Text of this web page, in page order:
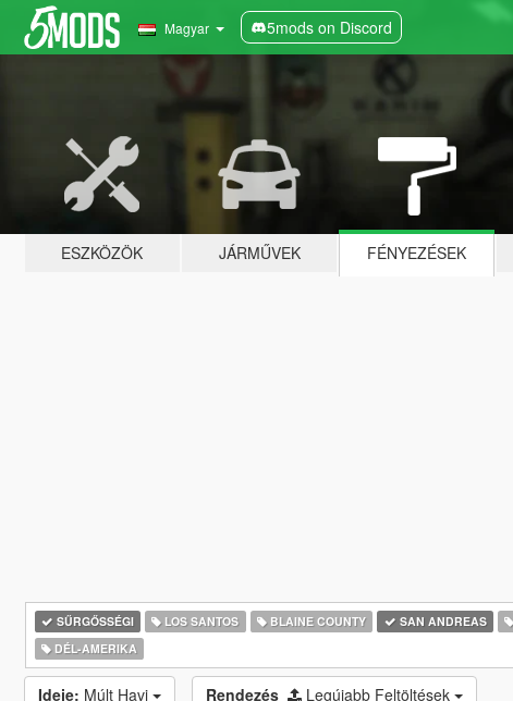
Magyar 5mods on Discord
ESZKÖZÖK JÁRMŰVEK FÉNYEZÉSEK
SŰRGŐSSÉGI LOS SANTOS BLAINE COUNTY SAN ANDREAS
DÉL-AMERIKA
Ideje: Múlt Havi Rendezés Legújabb Feltöltések